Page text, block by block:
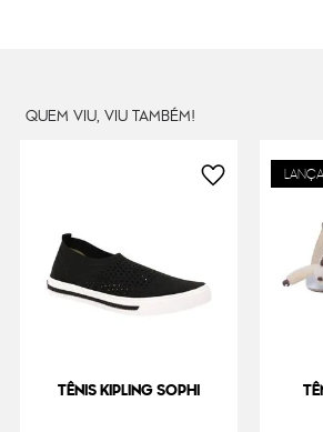
QUEM VIU, VIU TAMBÉM!
TÊNIS KIPLING SOPHI